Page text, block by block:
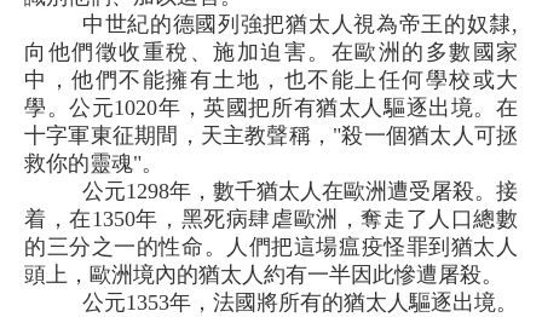
中世紀的德國列強把猶太人視為帝王的奴隸,
向他們徵收重稅、施加迫害。在歐洲的多數國家
中，他們不能擁有土地，也不能上任何學校或大
學。公元1020年，英國把所有猶太人驅逐出境。在
十字軍東征期間，天主教聲稱，"殺一個猶太人可拯
救你的靈魂"。
公元1298年，數千猶太人在歐洲遭受屠殺。接
着，在1350年，黑死病肆虐歐洲，奪走了人口總數
的三分之一的性命。人們把這場瘟疫怪罪到猶太人
頭上，歐洲境內的猶太人約有一半因此慘遭屠殺。
公元1353年，法國將所有的猶太人驅逐出境。